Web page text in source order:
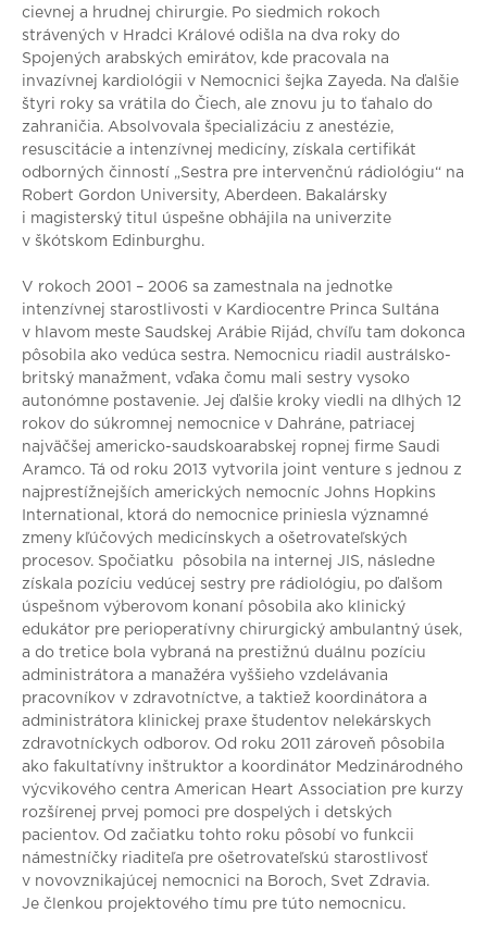
cievnej a hrudnej chirurgie. Po siedmich rokoch
strávených v Hradci Králové odišla na dva roky do
Spojených arabských emirátov, kde pracovala na
invazívnej kardiológii v Nemocnici šejka Zayeda. Na ďalšie
štyri roky sa vrátila do Čiech, ale znovu ju to ťahalo do
zahraničia. Absolvovala špecializáciu z anestézie,
resuscitácie a intenzívnej medicíny, získala certifikát
odborných činností „Sestra pre intervenčnú rádiológiu“ na
Robert Gordon University, Aberdeen. Bakalársky
i magisterský titul úspešne obhájila na univerzite
v škótskom Edinburghu.
V rokoch 2001 – 2006 sa zamestnala na jednotke
intenzívnej starostlivosti v Kardiocentre Princa Sultána
v hlavom meste Saudskej Arábie Rijád, chvíľu tam dokonca
pôsobila ako vedúca sestra. Nemocnicu riadil austrálsko-
britský manažment, vďaka čomu mali sestry vysoko
autonómne postavenie. Jej ďalšie kroky viedli na dlhých 12
rokov do súkromnej nemocnice v Dahráne, patriacej
najväčšej americko-saudskoarabskej ropnej firme Saudi
Aramco. Tá od roku 2013 vytvorila joint venture s jednou z
najprestížnejších amerických nemocníc Johns Hopkins
International, ktorá do nemocnice priniesla významné
zmeny kľúčových medicínskych a ošetrovateľských
procesov. Spočiatku pôsobila na internej JIS, následne
získala pozíciu vedúcej sestry pre rádiológiu, po ďalšom
úspešnom výberovom konaní pôsobila ako klinický
edukátor pre perioperatívny chirurgický ambulantný úsek,
a do tretice bola vybraná na prestižnú duálnu pozíciu
administrátora a manažéra vyššieho vzdelávania
pracovníkov v zdravotníctve, a taktiež koordinátora a
administrátora klinickej praxe študentov nelekárskych
zdravotníckych odborov. Od roku 2011 zároveň pôsobila
ako fakultatívny inštruktor a koordinátor Medzinárodného
výcvikového centra American Heart Association pre kurzy
rozšírenej prvej pomoci pre dospelých i detských
pacientov. Od začiatku tohto roku pôsobí vo funkcii
námestníčky riaditeľa pre ošetrovateľskú starostlivosť
v novovznikajúcej nemocnici na Boroch, Svet Zdravia.
Je členkou projektového tímu pre túto nemocnicu.